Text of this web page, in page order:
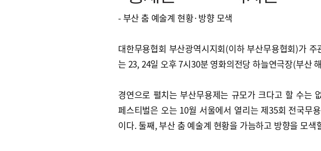
- 부산 춤 예술계 현황·방향 모색
대한무용협회 부산광역시지회(이하 부산무용협회)가
는 23, 24일 오후 7시30분 영화의전당 하늘연극장(부산
경연으로 펼치는 부산무용제는 규모가 크다고 할 수는
페스티벌은 오는 10월 서울에서 열리는 제35회 전국무
이다. 둘째, 부산 춤 예술계 현황을 가늠하고 방향을 모색